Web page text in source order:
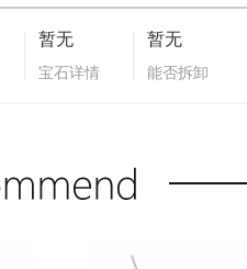
暂无
宝石详情
暂无
能否拆卸